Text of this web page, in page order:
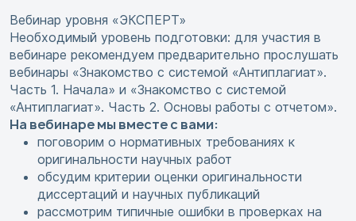
Вебинар уровня «ЭКСПЕРТ»
Необходимый уровень подготовки: для участия в
вебинаре рекомендуем предварительно прослушать
вебинары «Знакомство с системой «Антиплагиат».
Часть 1. Начала» и «Знакомство с системой
«Антиплагиат». Часть 2. Основы работы с отчетом».
На вебинаре мы вместе с вами:
поговорим о нормативных требованиях к
оригинальности научных работ
обсудим критерии оценки оригинальности
диссертаций и научных публикаций
рассмотрим типичные ошибки в проверках на